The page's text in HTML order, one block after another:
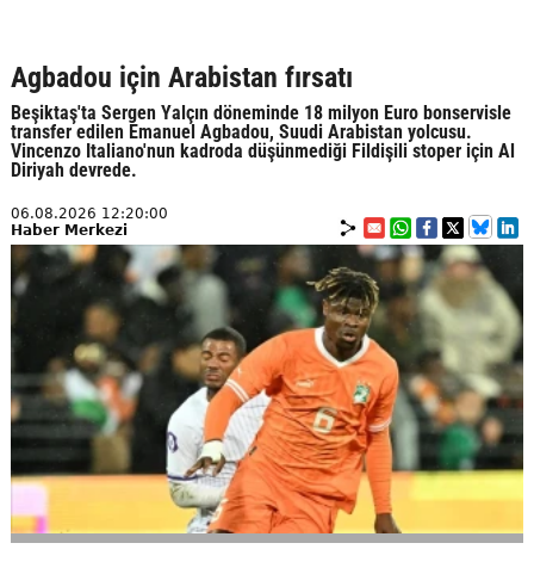
Agbadou için Arabistan fırsatı
Beşiktaş'ta Sergen Yalçın döneminde 18 milyon Euro bonservisle
transfer edilen Emanuel Agbadou, Suudi Arabistan yolcusu.
Vincenzo Italiano'nun kadroda düşünmediği Fildişili stoper için Al
Diriyah devrede.
06.08.2026 12:20:00
Haber Merkezi